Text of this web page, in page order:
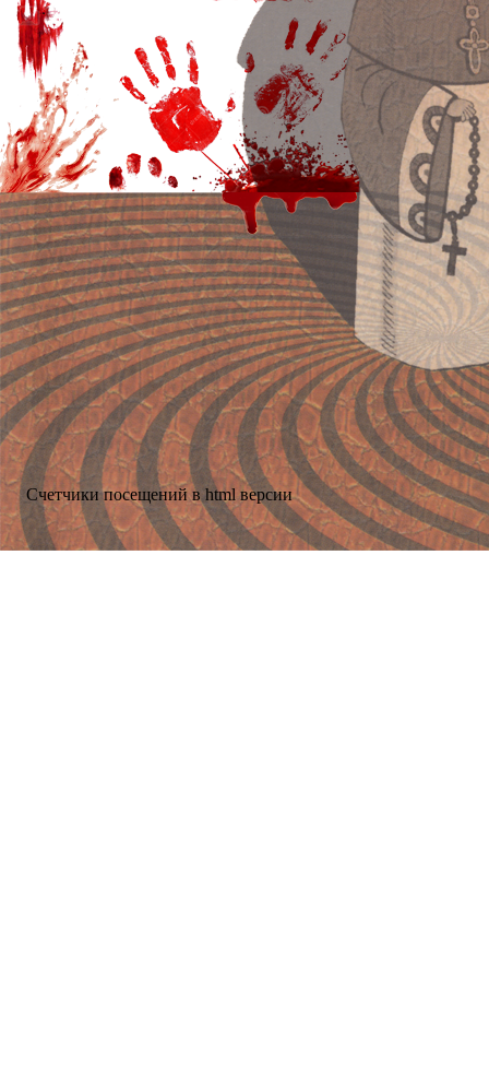
Счетчики посещений в html версии